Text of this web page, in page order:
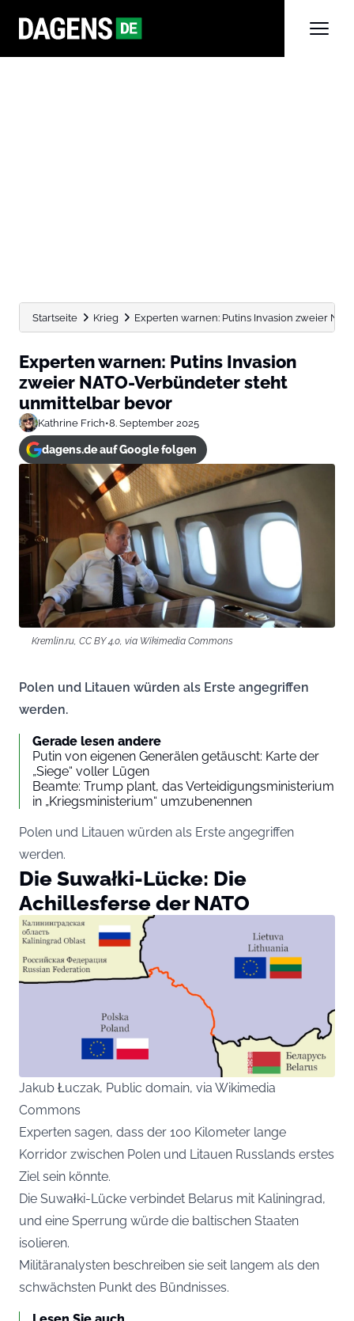
Startseite Krieg Experten warnen: Putins Invasion zweier
Experten warnen: Putins Invasion
zweier NATO-Verbündeter steht
unmittelbar bevor
Kathrine Frich•8. September 2025
dagens.de auf Google folgen
Kremlin.ru, CC BY 4.0, via Wikimedia Commons
Polen und Litauen würden als Erste angegriffen
werden.
Gerade lesen andere
Putin von eigenen Generälen getäuscht: Karte der
„Siege“ voller Lügen
Beamte: Trump plant, das Verteidigungsministerium
in „Kriegsministerium“ umzubenennen
Polen und Litauen würden als Erste angegriffen
werden.
Die Suwałki-Lücke: Die
Achillesferse der NATO
Jakub Łuczak, Public domain, via Wikimedia
Commons
Experten sagen, dass der 100 Kilometer lange
Korridor zwischen Polen und Litauen Russlands erstes
Ziel sein könnte.
Die Suwałki-Lücke verbindet Belarus mit Kaliningrad,
und eine Sperrung würde die baltischen Staaten
isolieren.
Militäranalysten beschreiben sie seit langem als den
schwächsten Punkt des Bündnisses.